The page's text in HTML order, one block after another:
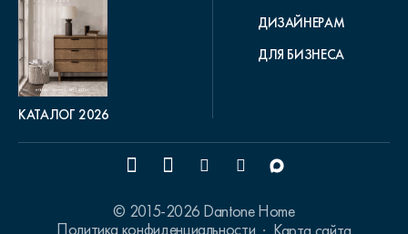
КАТАЛОГ 2026
ДИЗАЙНЕРАМ
ДЛЯ БИЗНЕСА
© 2015-2026 Dantone Home
Политика конфиденциальности